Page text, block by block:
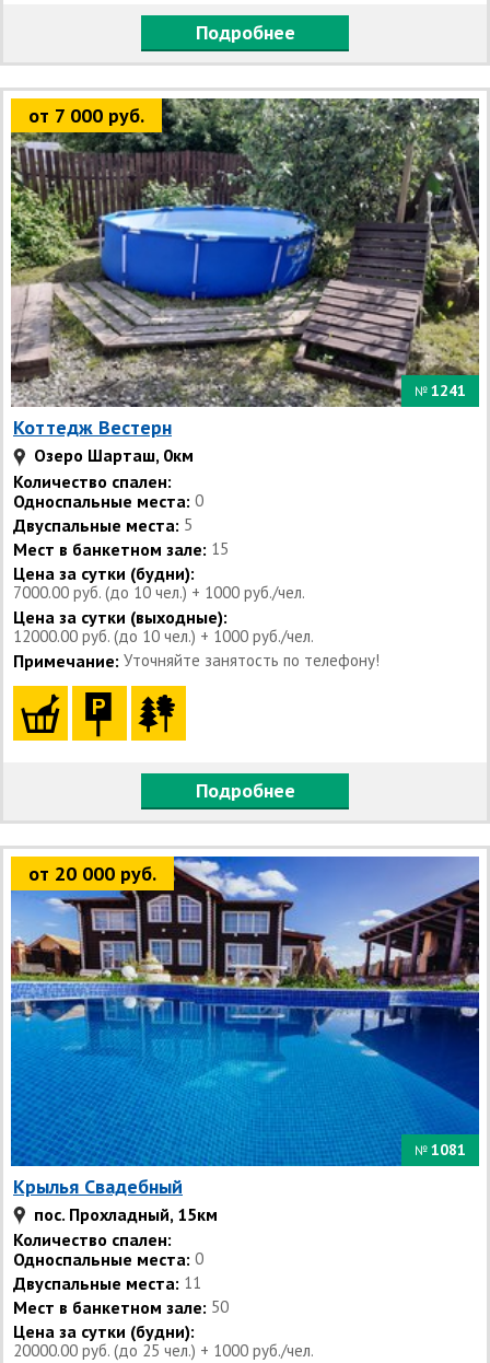
Подробнее
от 7 000 руб.
№ 1241
Коттедж Вестерн
Озеро Шарташ, 0км
Количество спален:
Односпальные места: 0
Двуспальные места: 5
Мест в банкетном зале: 15
Цена за сутки (будни):
7000.00 руб. (до 10 чел.) + 1000 руб./чел.
Цена за сутки (выходные):
12000.00 руб. (до 10 чел.) + 1000 руб./чел.
Примечание: Уточняйте занятость по телефону!
Подробнее
от 20 000 руб.
№ 1081
Крылья Свадебный
пос. Прохладный, 15км
Количество спален:
Односпальные места: 0
Двуспальные места: 11
Мест в банкетном зале: 50
Цена за сутки (будни):
20000.00 руб. (до 25 чел.) + 1000 руб./чел.